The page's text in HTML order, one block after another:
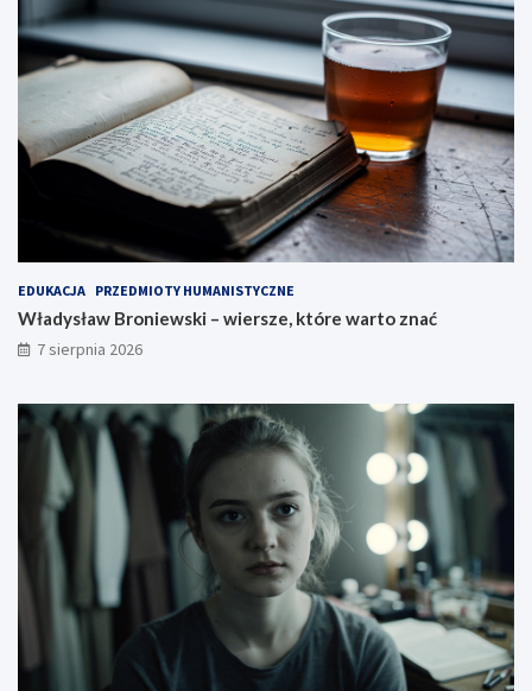
EDUKACJA PRZEDMIOTY HUMANISTYCZNE
Władysław Broniewski – wiersze, które warto znać
7 sierpnia 2026